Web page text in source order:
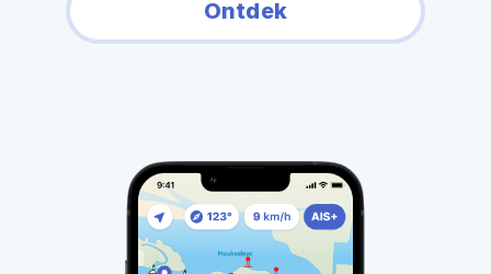
Ontdek